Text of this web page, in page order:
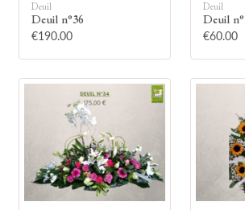
Allumez une
Montrez votre soutien à la
allumant symboliquement une
Votre prénom
Deuil
Deuil n°36
€190.00
Deuil
Deuil
€60.00